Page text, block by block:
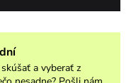
a vyberať z